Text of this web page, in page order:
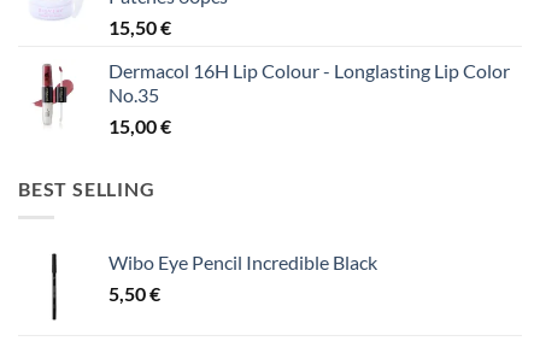
15,50€
Dermacol 16H Lip Colour - Longlasting Lip Color
No.35
15,00€
BEST SELLING
Wibo Eye Pencil Incredible Black
5,50€